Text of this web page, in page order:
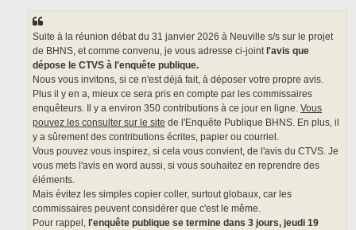
Suite à la réunion débat du 31 janvier 2026 à Neuville s/s sur le projet
de BHNS, et comme convenu, je vous adresse ci-jointl'avis que
dépose le CTVS à l'enquête publique.
Nous vous invitons, si ce n'est déjà fait, à déposer votre propre avis.
Plus il y en a, mieux ce sera pris en compte par les commissaires
enquêteurs. Il y a environ 350 contributions à ce jour en ligne. Vous
pouvez les consulter sur le site de l'Enquête Publique BHNS. En plus, il
y a sûrement des contributions écrites, papier ou courriel.
Vous pouvez vous inspirez, si cela vous convient, de l'avis du CTVS. Je
vous mets l'avis en word aussi, si vous souhaitez en reprendre des
éléments.
Mais évitez les simples copier coller, surtout globaux, car les
commissaires peuvent considérer que c'est le même.
Pour rappel, l'enquête publique se termine dans 3 jours, jeudi 19